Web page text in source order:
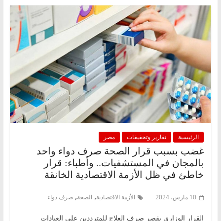
الرئيسية تقارير وتحقيقات مصر
غضب بسبب قرار الصحة صرف دواء واحد
بالمجان في المستشفيات.. وأطباء: قرار
خاطئ في ظل الأزمة الاقتصادية الخانقة
10 مارس، 2024 الأزمة الاقتصادية, الصحة, صرف دواء
القرار الوزاري يقصر صرف العلاج للمترددين على العيادات